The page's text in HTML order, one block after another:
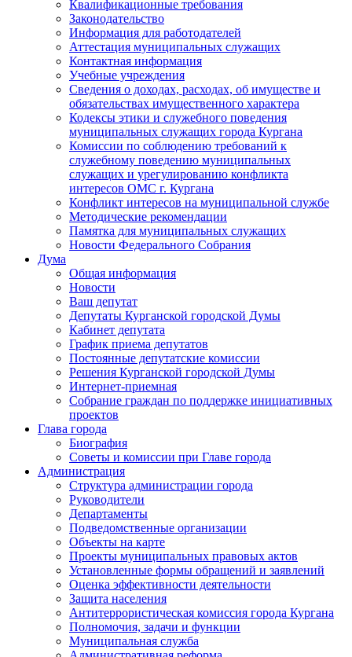
Квалификационные требования
Законодательство
Информация для работодателей
Аттестация муниципальных служащих
Контактная информация
Учебные учреждения
Сведения о доходах, расходах, об имуществе и
обязательствах имущественного характера
Кодексы этики и служебного поведения
муниципальных служащих города Кургана
Комиссии по соблюдению требований к
служебному поведению муниципальных
служащих и урегулированию конфликта
интересов ОМС г. Кургана
Конфликт интересов на муниципальной службе
Методические рекомендации
Памятка для муниципальных служащих
Новости Федерального Cобрания
Дума
Общая информация
Новости
Ваш депутат
Депутаты Курганской городской Думы
Кабинет депутата
График приема депутатов
Постоянные депутатские комиссии
Решения Курганской городской Думы
Интернет-приемная
Собрание граждан по поддержке инициативных
проектов
Глава города
Биография
Советы и комиссии при Главе города
Администрация
Структура администрации города
Руководители
Департаменты
Подведомственные организации
Объекты на карте
Проекты муниципальных правовых актов
Установленные формы обращений и заявлений
Оценка эффективности деятельности
Защита населения
Антитеррористическая комиссия города Кургана
Полномочия, задачи и функции
Муниципальная служба